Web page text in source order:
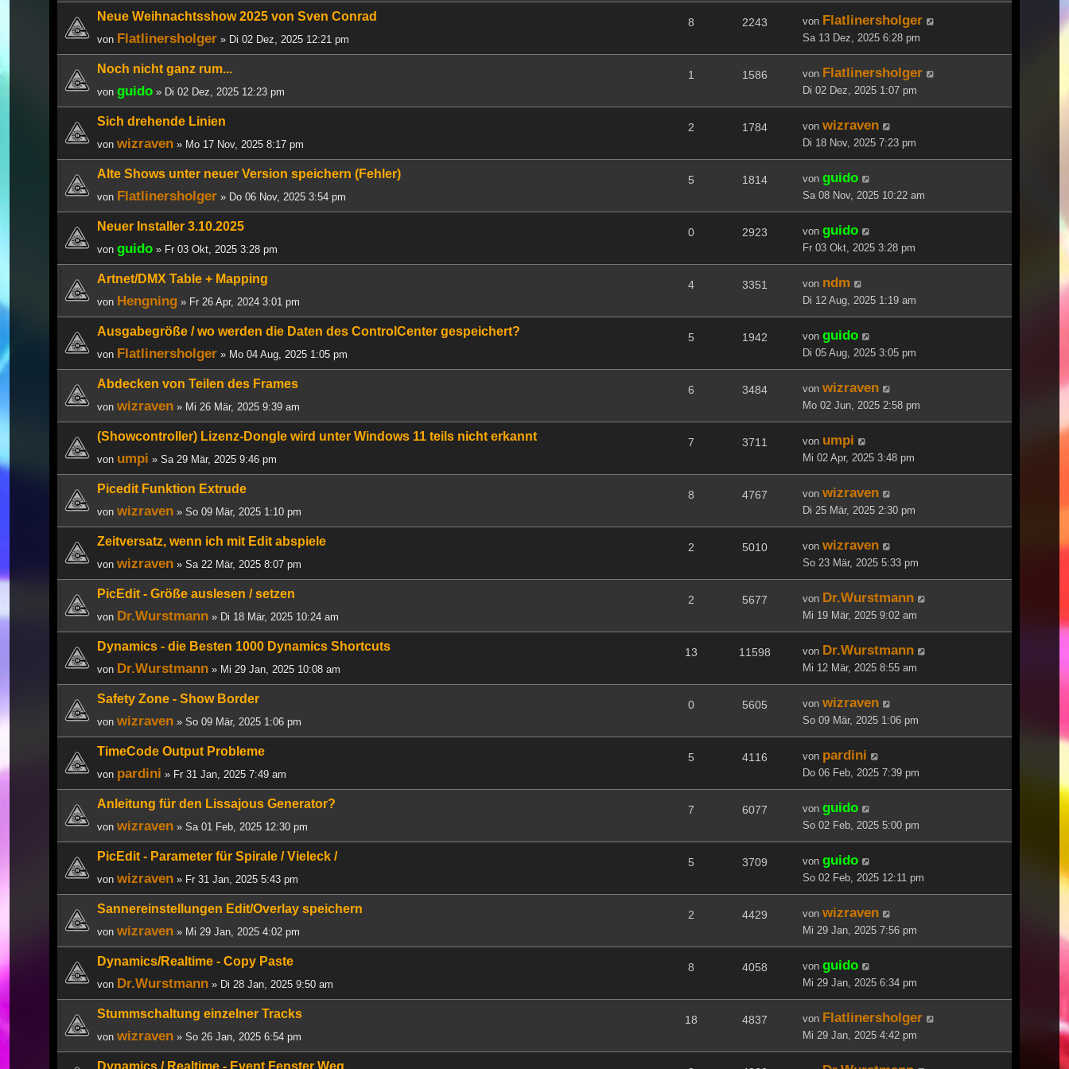
Neue Weihnachtsshow 2025 von Sven Conrad
von Flatlinersholger » Di 02 Dez, 2025 12:21 pm
8 2243 von Flatlinersholger
Sa 13 Dez, 2025 6:28 pm
Noch nicht ganz rum...
von guido » Di 02 Dez, 2025 12:23 pm
1 1586 von Flatlinersholger
Di 02 Dez, 2025 1:07 pm
Sich drehende Linien
von wizraven » Mo 17 Nov, 2025 8:17 pm
2 1784 von wizraven
Di 18 Nov, 2025 7:23 pm
Alte Shows unter neuer Version speichern (Fehler)
von Flatlinersholger » Do 06 Nov, 2025 3:54 pm
5 1814 von guido
Sa 08 Nov, 2025 10:22 am
Neuer Installer 3.10.2025
von guido » Fr 03 Okt, 2025 3:28 pm
0 2923 von guido
Fr 03 Okt, 2025 3:28 pm
Artnet/DMX Table + Mapping
von Hengning » Fr 26 Apr, 2024 3:01 pm
4 3351 von ndm
Di 12 Aug, 2025 1:19 am
Ausgabegröße / wo werden die Daten des ControlCenter gespeichert?
von Flatlinersholger » Mo 04 Aug, 2025 1:05 pm
5 1942 von guido
Di 05 Aug, 2025 3:05 pm
Abdecken von Teilen des Frames
von wizraven » Mi 26 Mär, 2025 9:39 am
6 3484 von wizraven
Mo 02 Jun, 2025 2:58 pm
(Showcontroller) Lizenz-Dongle wird unter Windows 11 teils nicht erkannt
von umpi » Sa 29 Mär, 2025 9:46 pm
7 3711 von umpi
Mi 02 Apr, 2025 3:48 pm
Picedit Funktion Extrude
von wizraven » So 09 Mär, 2025 1:10 pm
8 4767 von wizraven
Di 25 Mär, 2025 2:30 pm
Zeitversatz, wenn ich mit Edit abspiele
von wizraven » Sa 22 Mär, 2025 8:07 pm
2 5010 von wizraven
So 23 Mär, 2025 5:33 pm
PicEdit - Größe auslesen / setzen
von Dr.Wurstmann » Di 18 Mär, 2025 10:24 am
2 5677 von Dr.Wurstmann
Mi 19 Mär, 2025 9:02 am
Dynamics - die Besten 1000 Dynamics Shortcuts
von Dr.Wurstmann » Mi 29 Jan, 2025 10:08 am
13 11598 von Dr.Wurstmann
Mi 12 Mär, 2025 8:55 am
Safety Zone - Show Border
von wizraven » So 09 Mär, 2025 1:06 pm
0 5605 von wizraven
So 09 Mär, 2025 1:06 pm
TimeCode Output Probleme
von pardini » Fr 31 Jan, 2025 7:49 am
5 4116 von pardini
Do 06 Feb, 2025 7:39 pm
Anleitung für den Lissajous Generator?
von wizraven » Sa 01 Feb, 2025 12:30 pm
7 6077 von guido
So 02 Feb, 2025 5:00 pm
PicEdit - Parameter für Spirale / Vieleck /
von wizraven » Fr 31 Jan, 2025 5:43 pm
5 3709 von guido
So 02 Feb, 2025 12:11 pm
Sannereinstellungen Edit/Overlay speichern
von wizraven » Mi 29 Jan, 2025 4:02 pm
2 4429 von wizraven
Mi 29 Jan, 2025 7:56 pm
Dynamics/Realtime - Copy Paste
von Dr.Wurstmann » Di 28 Jan, 2025 9:50 am
8 4058 von guido
Mi 29 Jan, 2025 6:34 pm
Stummschaltung einzelner Tracks
von wizraven » So 26 Jan, 2025 6:54 pm
18 4837 von Flatlinersholger
Mi 29 Jan, 2025 4:42 pm
Dynamics / Realtime - Event Fenster Weg